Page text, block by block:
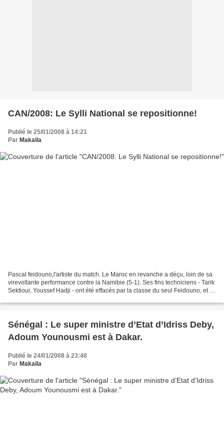
CAN/2008: Le Sylli National se repositionne!
Publié le 25/01/2008 à 14:21
Par Makaila
Pascal feidouno,l'artiste du match. Le Maroc en revanche a déçu, loin de sa
virevoltante performance contre la Namibie (5-1). Ses fins techniciens - Tarik
Sektioui, Youssef Hadji - ont été effacés par la classe du seul Feidouno, et la
Sénégal : Le super ministre d’Etat d’Idriss Deby,
Adoum Younousmi est à Dakar.
Publié le 24/01/2008 à 23:48
Par Makaila